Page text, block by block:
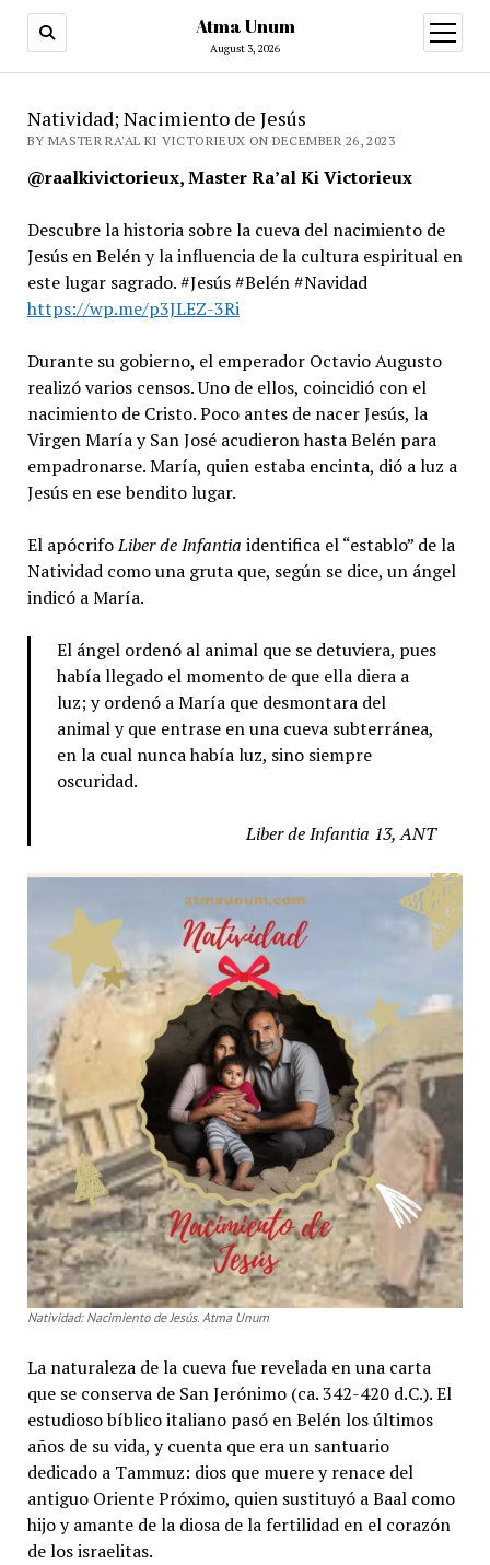
Atma Unum
August 3, 2026
open
menu
Natividad; Nacimiento de Jesús
BY MASTER RA'AL KI VICTORIEUX ON DECEMBER 26, 2023
@raalkivictorieux, Master Ra’al Ki Victorieux
Descubre la historia sobre la cueva del nacimiento de
Jesús en Belén y la influencia de la cultura espiritual en
este lugar sagrado. #Jesús #Belén #Navidad
https://wp.me/p3JLEZ-3Ri
Durante su gobierno, el emperador Octavio Augusto
realizó varios censos. Uno de ellos, coincidió con el
nacimiento de Cristo. Poco antes de nacer Jesús, la
Virgen María y San José acudieron hasta Belén para
empadronarse. María, quien estaba encinta, dió a luz a
Jesús en ese bendito lugar.
El apócrifoLiber de Infantia identifica el “establo” de la
Natividad como una gruta que, según se dice, un ángel
indicó a María.
El ángel ordenó al animal que se detuviera, pues
había llegado el momento de que ella diera a
luz; y ordenó a María que desmontara del
animal y que entrase en una cueva subterránea,
en la cual nunca había luz, sino siempre
oscuridad.
Liber de Infantia 13, ANT
Natividad: Nacimiento de Jesús. Atma Unum
La naturaleza de la cueva fue revelada en una carta
que se conserva de San Jerónimo (ca. 342-420 d.C.). El
estudioso bíblico italiano pasó en Belén los últimos
años de su vida, y cuenta que era un santuario
dedicado a Tammuz: dios que muere y renace del
antiguo Oriente Próximo, quien sustituyó a Baal como
hijo y amante de la diosa de la fertilidad en el corazón
de los israelitas.